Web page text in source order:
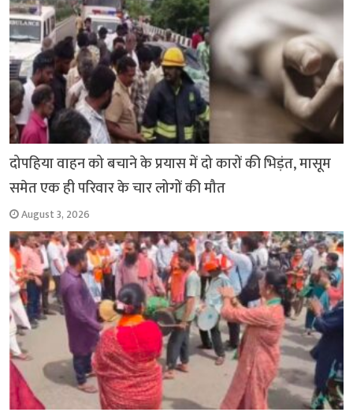
दोपहिया वाहन को बचाने के प्रयास में दो कारों की भिड़ंत, मासूम
समेत एक ही परिवार के चार लोगों की मौत
August 3, 2026